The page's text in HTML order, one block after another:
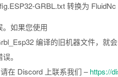
GRBL.txt 转换为
如果您使用
编译的旧机器文件，就
。
在 Discord 上联系我们 –https://